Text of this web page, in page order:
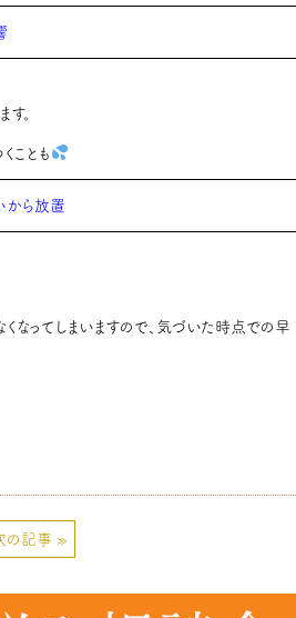
。
ことも
から放置
なってしまいますので、気づいた時点での早
の記事 »